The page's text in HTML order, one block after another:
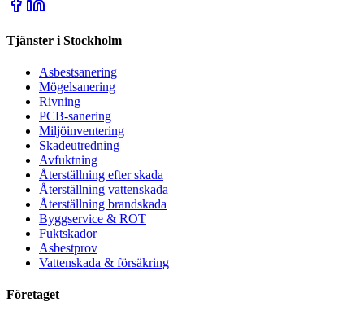
Tjänster i Stockholm
Asbestsanering
Mögelsanering
Rivning
PCB-sanering
Miljöinventering
Skadeutredning
Avfuktning
Återställning efter skada
Återställning vattenskada
Återställning brandskada
Byggservice & ROT
Fuktskador
Asbestprov
Vattenskada & försäkring
Företaget